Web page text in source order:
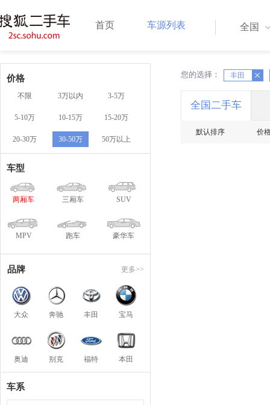
首页 车源列表 全国
价格
不限 3万以内 3-5万
5-10万 10-15万 15-20万
20-30万 30-50万 50万以上
车型
两厢车 三厢车 SUV
MPV 跑车 豪华车
品牌 更多>>
大众 奔驰 丰田 宝马
奥迪 别克 福特 本田
车系
您的选择： 丰田
X X
全国二手车
默认排序 价